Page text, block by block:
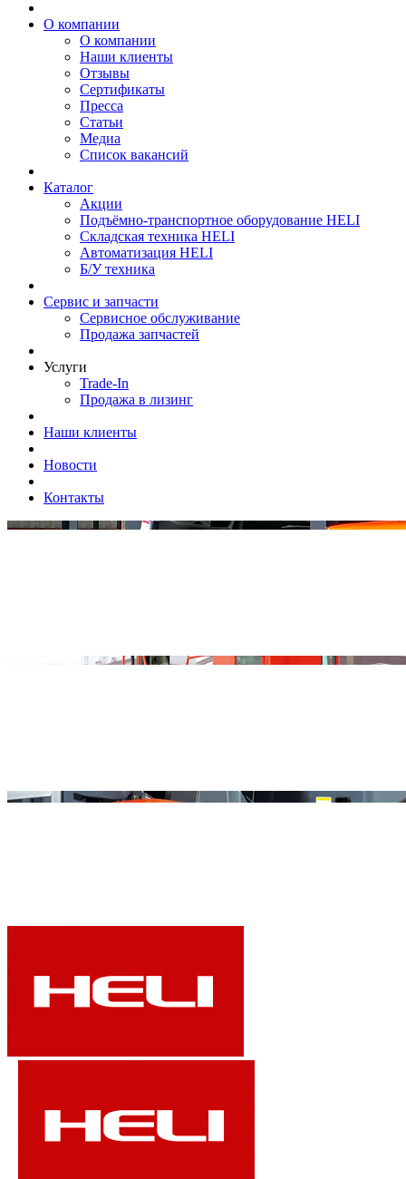
О компании
О компании
Наши клиенты
Отзывы
Сертификаты
Пресса
Статьи
Медиа
Список вакансий
Каталог
Акции
Подъёмно-транспортное оборудование HELI
Складская техника HELI
Автоматизация HELI
Б/У техника
Сервис и запчасти
Сервисное обслуживание
Продажа запчастей
Услуги
Trade-In
Продажа в лизинг
Наши клиенты
Новости
Контакты